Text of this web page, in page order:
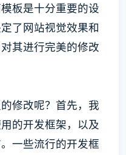
板是十分重要的设
了网站视觉效果和
其进行完美的修改
修改呢？首先，我
的开发框架，以及
一些流行的开发框